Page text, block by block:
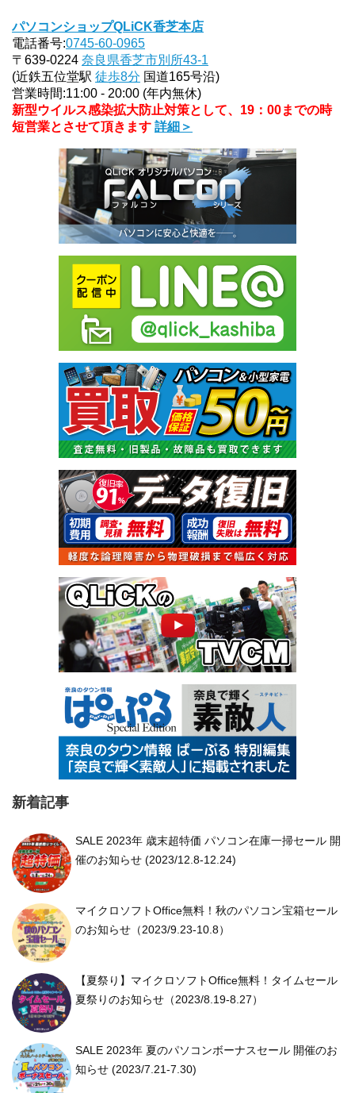
パソコンショップQLiCK香芝本店
電話番号:0745-60-0965
〒639-0224 奈良県香芝市別所43-1
(近鉄五位堂駅 徒歩8分 国道165号沿)
営業時間:11:00 - 20:00 (年内無休)
新型ウイルス感染拡大防止対策として、19：00までの時
短営業とさせて頂きます 詳細＞
新着記事
SALE 2023年 歳末超特価 パソコン在庫一掃セール 開
催のお知らせ (2023/12.8-12.24)
マイクロソフトOffice無料！秋のパソコン宝箱セール
のお知らせ（2023/9.23-10.8）
【夏祭り】マイクロソフトOffice無料！タイムセール
夏祭りのお知らせ（2023/8.19-8.27）
SALE 2023年 夏のパソコンボーナスセール 開催のお
知らせ (2023/7.21-7.30)